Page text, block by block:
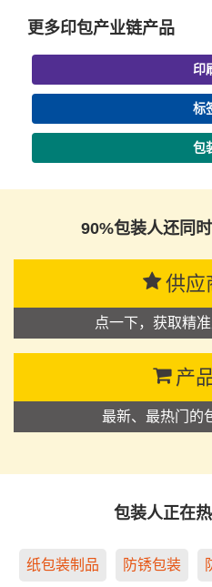
更多印包产业链产品
印
标
包
90%包装人还同
供应
点一下，获取精
产
最新、最热门的
包装人正在
纸包装制品 防锈包装